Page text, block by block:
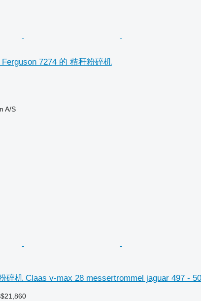
7274 的 秸秆粉碎机
A/S
碎机 Claas v-max 28 messertrommel jaguar 497 -